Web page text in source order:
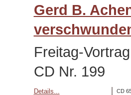
Gerd B.
Freitag-
CD Nr. 199
CD
Details...